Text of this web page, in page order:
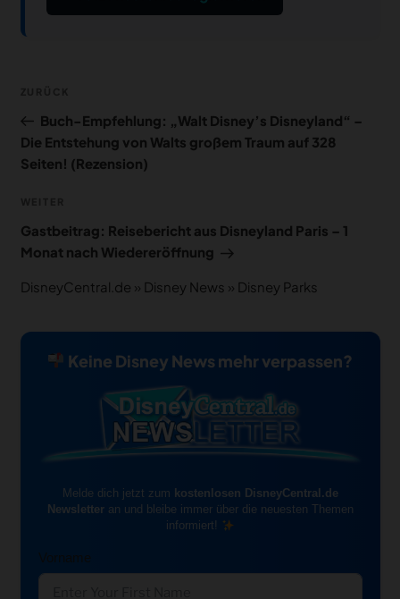
Beitrag
Buch-Empfehlung: „Walt Disney’s Disneyland“ –
Die Entstehung von Walts großem Traum auf 328
Seiten! (Rezension)
Beitrag
Gastbeitrag: Reisebericht aus Disneyland Paris – 1
Monat nach Wiedereröffnung
DisneyCentral.de » Disney News » Disney Parks
Keine Disney News mehr verpassen?
Melde dich jetzt zum kostenlosen DisneyCentral.de
Newsletteran und bleibe immer über die neuesten Themen
informiert!